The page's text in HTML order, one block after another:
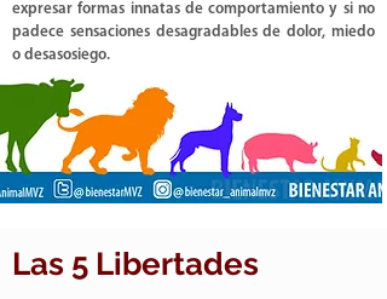
expresar formas innatas de comportamiento y si no
padece sensaciones desagradables de dolor, miedo
o desasosiego.
Las 5 Libertades